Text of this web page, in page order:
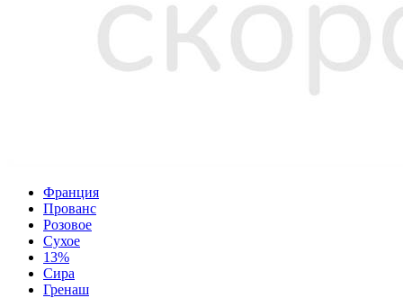
Франция
Прованс
Розовое
Сухое
13%
Сира
Гренаш